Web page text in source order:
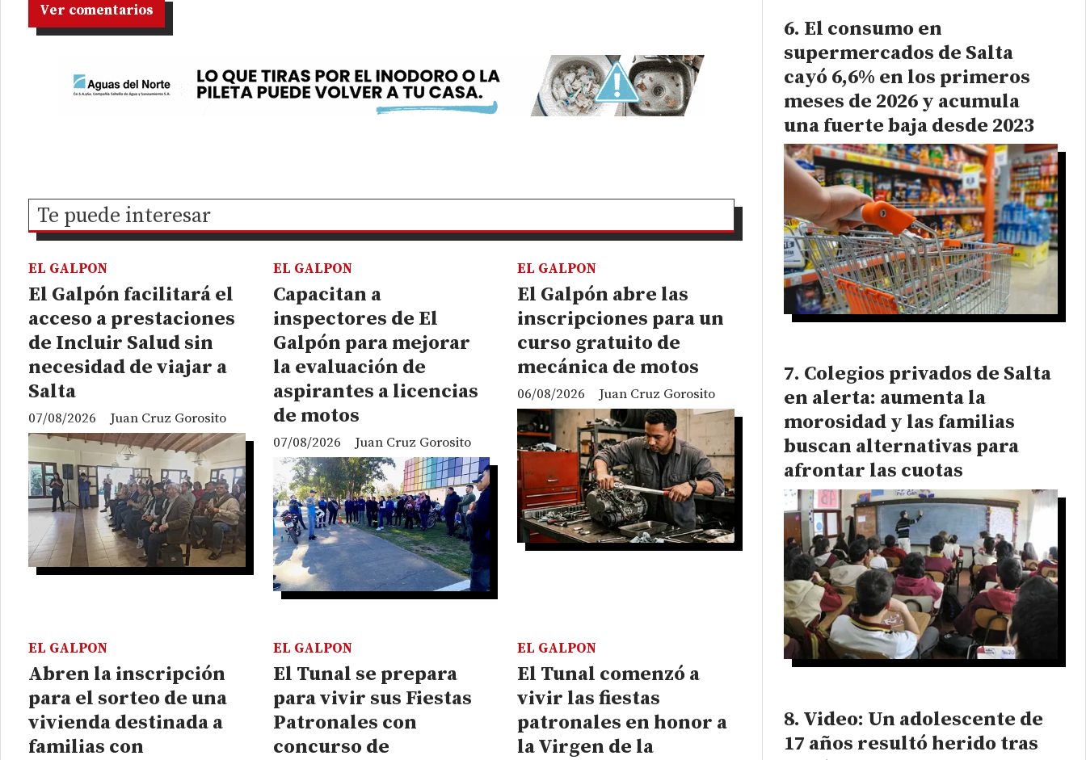
Ver comentarios
Te puede interesar
El Galpón facilitará el
acceso a prestaciones
de Incluir Salud sin
necesidad de viajar a
Salta
Juan Cruz Gorosito
EL GALPON
07/08/2026
Capacitan a
inspectores de El
Galpón para mejorar
la evaluación de
aspirantes a licencias
de motos
Juan Cruz Gorosito
EL GALPON
07/08/2026
El Galpón abre las
inscripciones para un
curso gratuito de
mecánica de motos
Juan Cruz Gorosito
EL GALPON
06/08/2026
Abren la inscripción
para el sorteo de una
vivienda destinada a
familias con
EL GALPON
El Tunal se prepara
para vivir sus Fiestas
Patronales con
concurso de
EL GALPON
El Tunal comenzó a
vivir las fiestas
patronales en honor a
la Virgen de la
EL GALPON
El consumo en
supermercados de Salta
cayó 6,6% en los primeros
meses de 2026 y acumula
una fuerte baja desde 2023
Colegios privados de Salta
en alerta: aumenta la
morosidad y las familias
buscan alternativas para
afrontar las cuotas
Video: Un adolescente de
17 años resultó herido tras